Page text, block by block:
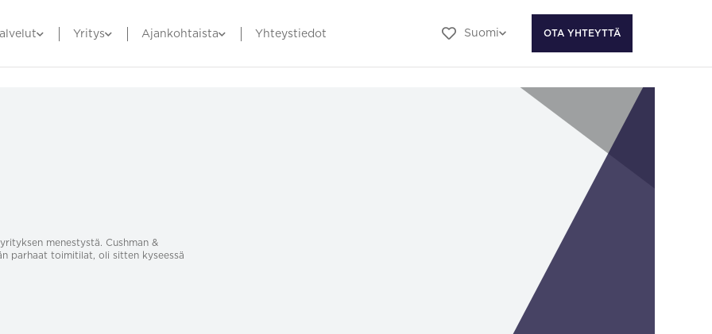
Yritys Ajankohtaista Yhteystiedot Suomi OTA YHTEYTTÄ
menestystä. Cushman &
parhaat toimitilat, oli sitten kyseessä